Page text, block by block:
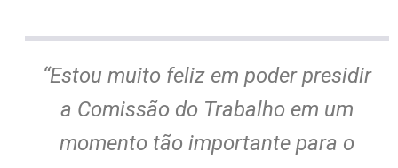
“Estou muito feliz em poder presidir
a Comissão do Trabalho em um
momento tão importante para o